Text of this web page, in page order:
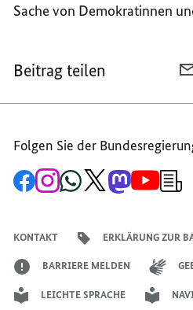
Sache von Demokratinnen
Beitrag teilen
Folgen Sie der
Zur
Facebook-
Zum
Instagram-
Zum
WhatsApp-
Zum
X-
Zum
Mastodon-
Zum
KONTAKT ERKLÄRUNG ZUR
BARRIERE MELDEN
LEICHTE SPRACHE